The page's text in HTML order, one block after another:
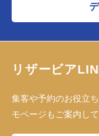
リザービア
集客や予約のお役立
モページもご案内して